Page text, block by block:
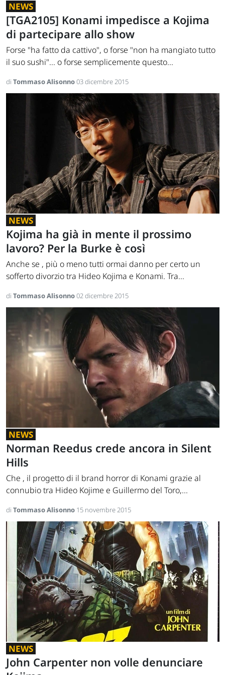
NEWS
[TGA2105] Konami impedisce a Kojima
di partecipare allo show
Forse "ha fatto da cattivo", o forse "non ha mangiato tutto
il suo sushi"... o forse semplicemente questo...
di Tommaso Alisonno03 dicembre 2015
NEWS
Kojima ha già in mente il prossimo
lavoro? Per la Burke è così
Anche se , più o meno tutti ormai danno per certo un
sofferto divorzio tra Hideo Kojima e Konami. Tra...
di Tommaso Alisonno02 dicembre 2015
NEWS
Norman Reedus crede ancora in Silent
Hills
Che , il progetto di il brand horror di Konami grazie al
connubio tra Hideo Kojime e Guillermo del Toro,...
di Tommaso Alisonno 15 novembre 2015
NEWS
John Carpenter non volle denunciare